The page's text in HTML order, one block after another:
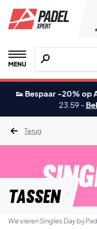
MENU
Zoeken naar
👟 Bespaar -20% op
23:59 -
Terug
Tassen
We vieren Singles Day bij